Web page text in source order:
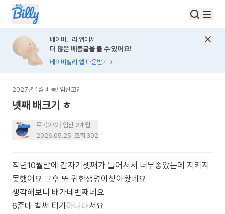
베이비빌리 앱에서
더 많은 베동글을 볼 수 있어요!
베이비빌리 앱 다운받기
2027년 1월 베동/ 임신고민
넷째 배크기 ㅎ
로복이♡
임신 2개월
2026.05.25 조회 302
작년10월말에 갑자기셋째가 들어서서 너무좋았는데 지키지
못했어요 그후 또 귀한생명이찾아왔네요
생각해보니 배가네번째네요
6준데 벌써 티가마니나서요